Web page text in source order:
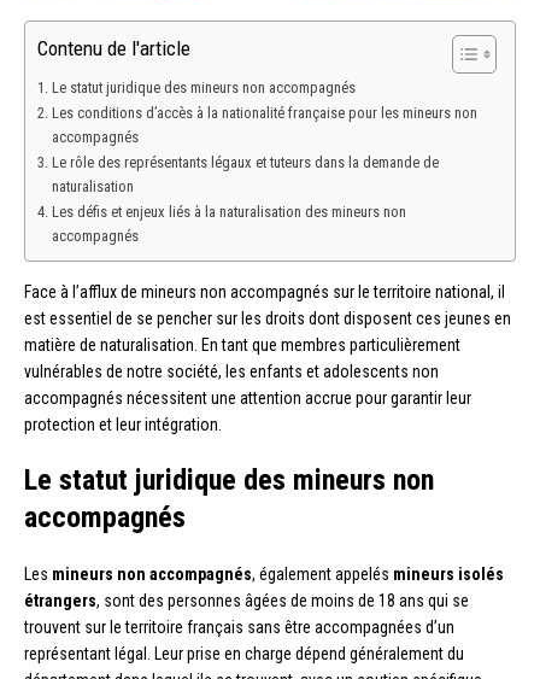
Contenu de l'article
Le statut juridique des mineurs non accompagnés
Les conditions d’accès à la nationalité française pour les mineurs non
accompagnés
Le rôle des représentants légaux et tuteurs dans la demande de
naturalisation
Les défis et enjeux liés à la naturalisation des mineurs non
accompagnés
Face à l’afflux de mineurs non accompagnés sur le territoire national, il
est essentiel de se pencher sur les droits dont disposent ces jeunes en
matière de naturalisation. En tant que membres particulièrement
vulnérables de notre société, les enfants et adolescents non
accompagnés nécessitent une attention accrue pour garantir leur
protection et leur intégration.
Le statut juridique des mineurs non
accompagnés
Les mineurs non accompagnés, également appelés mineurs isolés
étrangers, sont des personnes âgées de moins de 18 ans qui se
trouvent sur le territoire français sans être accompagnées d’un
représentant légal. Leur prise en charge dépend généralement du